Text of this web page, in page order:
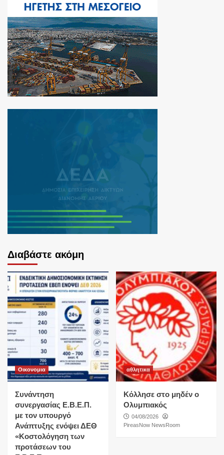
Διαβάστε ακόμη
Οικονομια
Συνάντηση
συνεργασίας Ε.Β.Ε.Π.
με τον υπουργό
Ανάπτυξης ενόψει ΔΕΘ
«Κοστολόγηση των
προτάσεων του
αθλητικα
Κόλλησε στο μηδέν ο
Ολυμπιακός
04/08/2026
PireasNow NewsRoom